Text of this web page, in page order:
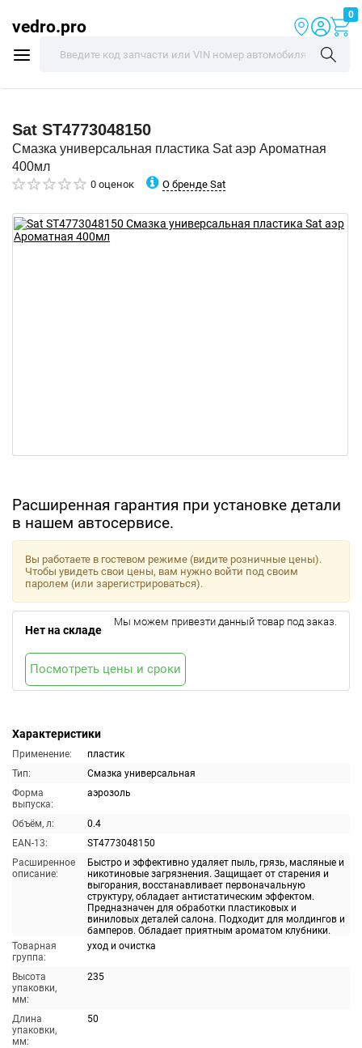
vedro.pro
0
Sat ST4773048150
Смазка универсальная пластика Sat аэр Ароматная
400мл
0 оценок О бренде Sat
Расширенная гарантия при установке детали
в нашем автосервисе.
Характеристики
Применение:
пластик
Тип:
Смазка универсальная
Форма
выпуска:
аэрозоль
Объём, л:
0.4
EAN-13:
ST4773048150
Расширенное
описание:
Быстро и эффективно удаляет пыль, грязь, масляные и
никотиновые загрязнения. Защищает от старения и
выгорания, восстанавливает первоначальную
структуру, обладает антистатическим эффектом.
Предназначен для обработки пластиковых и
виниловых деталей салона. Подходит для молдингов и
бамперов. Обладает приятным ароматом клубники.
Товарная
группа:
уход и очистка
Высота
упаковки,
мм:
235
Длина
упаковки,
мм:
50
Вы работаете в гостевом режиме (видите розничные цены).
Чтобы увидеть свои цены, вам нужно войти под своим
паролем (или зарегистрироваться).
Нет на складе
Мы можем привезти данный товар под заказ.
Посмотреть цены и сроки